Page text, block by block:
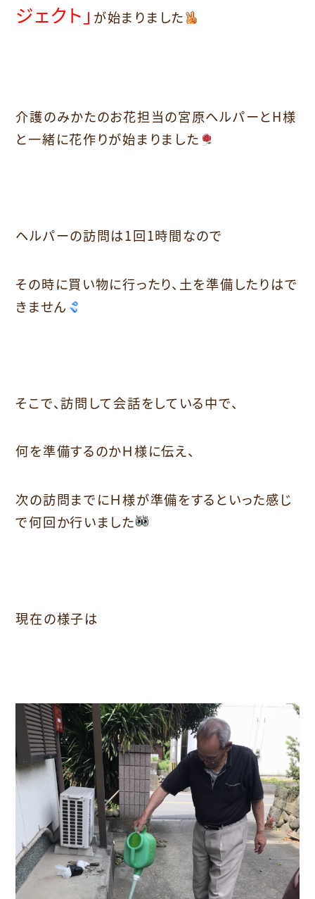
ジェクト」 が始まりました
介護のみかたのお花担当の宮原ヘルパーとH様
と一緒に花作りが始まりました
ヘルパーの訪問は1回1時間なので
その時に買い物に行ったり、土を準備したりはで
きません
そこで、訪問して会話をしている中で、
何を準備するのかＨ様に伝え、
次の訪問までにＨ様が準備をするといった感じ
で何回か行いました
現在の様子は